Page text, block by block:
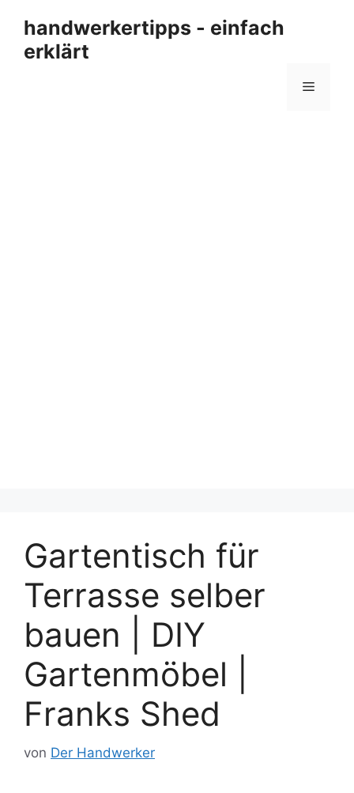
Inhalt
springen
handwerkertipps - einfach
erklärt
Menü
Gartentisch für
Terrasse selber
bauen | DIY
Gartenmöbel |
Franks Shed
von Der Handwerker